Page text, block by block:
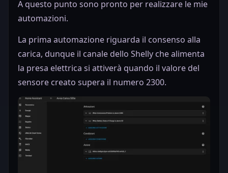
A questo punto sono pronto per realizzare le mie
automazioni.
La prima automazione riguarda il consenso alla
carica, dunque il canale dello Shelly che alimenta
la presa elettrica si attiverà quando il valore del
sensore creato supera il numero 2300.